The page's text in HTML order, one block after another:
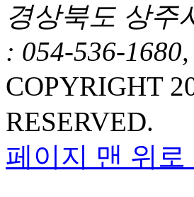
경상북도 상주
: 054-536-
COPYRIGHT
RESERVED.
페이지 맨 위로